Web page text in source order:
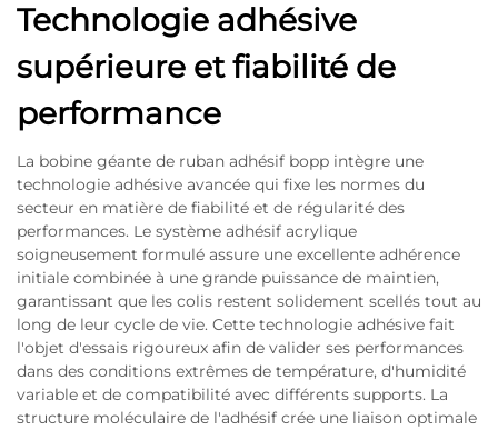
Technologie adhésive
supérieure et fiabilité de
performance
La bobine géante de ruban adhésif bopp intègre une
technologie adhésive avancée qui fixe les normes du
secteur en matière de fiabilité et de régularité des
performances. Le système adhésif acrylique
soigneusement formulé assure une excellente adhérence
initiale combinée à une grande puissance de maintien,
garantissant que les colis restent solidement scellés tout au
long de leur cycle de vie. Cette technologie adhésive fait
l'objet d'essais rigoureux afin de valider ses performances
dans des conditions extrêmes de température, d'humidité
variable et de compatibilité avec différents supports. La
structure moléculaire de l'adhésif crée une liaison optimale